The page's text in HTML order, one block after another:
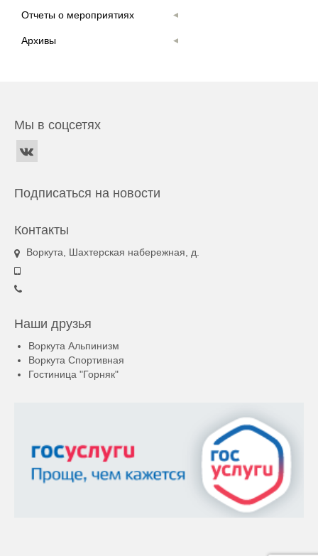
Отчеты о мероприятиях
Архивы
Мы в соцсетях
Подписаться на новости
Контакты
Воркута, Шахтерская набережная, д.
Наши друзья
Воркута Альпинизм
Воркута Спортивная
Гостиница "Горняк"